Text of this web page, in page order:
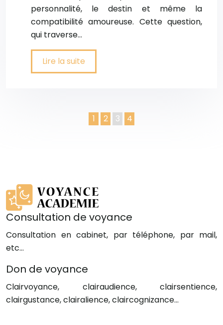
personnalité, le destin et même la
compatibilité amoureuse. Cette question,
qui traverse…
Lire la suite
1 2 3 4
Consultation de voyance
Consultation en cabinet, par téléphone, par mail,
etc…
Don de voyance
Clairvoyance, clairaudience, clairsentience,
clairgustance, clairalience, claircognizance…